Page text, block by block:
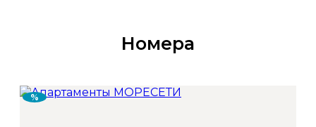
Номера
%